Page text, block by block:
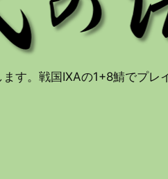
す。戦国IXAの1+8鯖でプレ